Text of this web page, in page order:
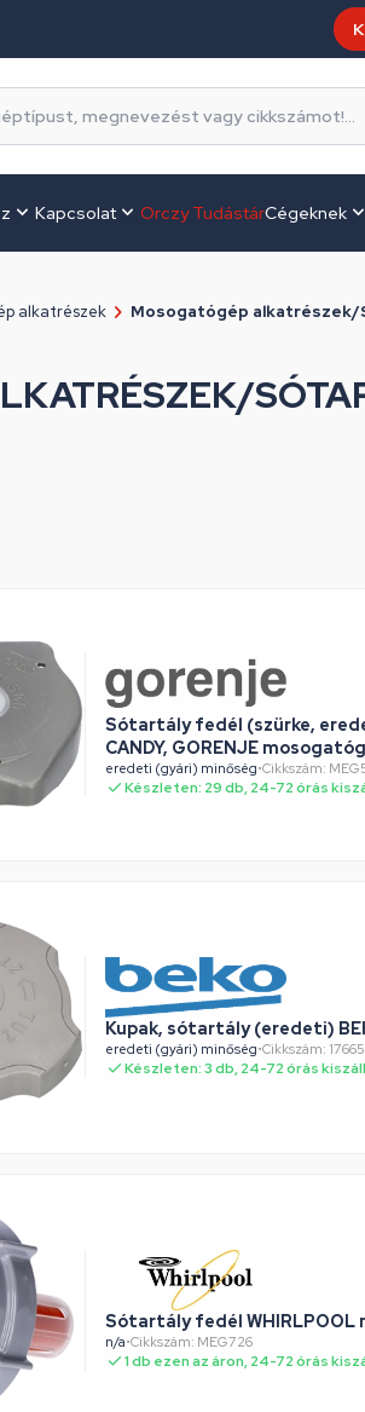
Kapcsolat Orczy TudástárCégeknek
alkatrészek Mosogatógép
Sótartály fedél (szürke,
CANDY, GORENJE
eredeti (gyári) minőség•Cikkszám:
Készleten: 29 db, 24-72 órás
Kupak, sótartály (eredeti)
eredeti (gyári) minőség•Cikkszám:
Készleten: 3 db, 24-72 órás
Sótartály fedél WHIRLPOOL
n/a•Cikkszám: MEG726
1 db ezen az áron, 24-72 órás